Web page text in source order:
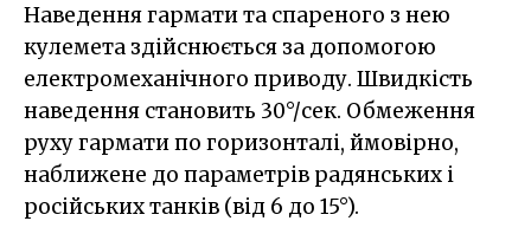
Наведення гармати та спареного з нею
кулемета здійснюється за допомогою
електромеханічного приводу. Швидкість
наведення становить 30°/сек. Обмеження
руху гармати по горизонталі, ймовірно,
наближене до параметрів радянських і
російських танків (від 6 до 15°).